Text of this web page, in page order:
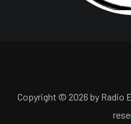
Copyright © 2026 by Radio